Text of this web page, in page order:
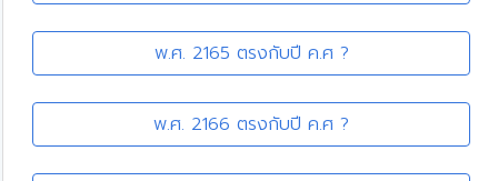
พ.ศ. 2165 ตรงกับปี ค.ศ ?
พ.ศ. 2166 ตรงกับปี ค.ศ ?